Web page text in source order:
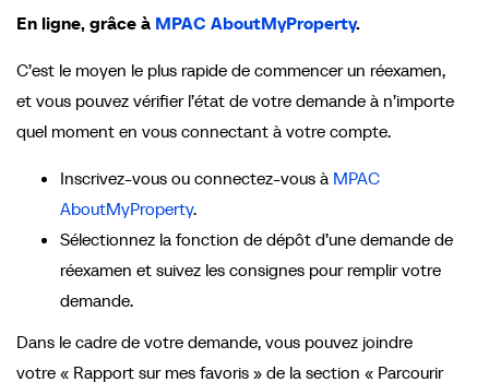
En ligne, grâce à MPAC AboutMyProperty.
C’est le moyen le plus rapide de commencer un réexamen,
et vous pouvez vérifier l’état de votre demande à n’importe
quel moment en vous connectant à votre compte.
Inscrivez-vous ou connectez-vous à MPAC
AboutMyProperty.
Sélectionnez la fonction de dépôt d’une demande de
réexamen et suivez les consignes pour remplir votre
demande.
Dans le cadre de votre demande, vous pouvez joindre
votre « Rapport sur mes favoris » de la section « Parcourir